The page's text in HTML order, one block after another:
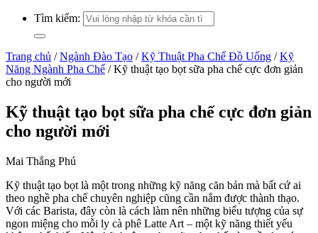
Tìm kiếm:
Trang chủ / Ngành Đào Tạo / Kỹ Thuật Pha Chế Đồ Uống / Kỹ
Năng Ngành Pha Chế / Kỹ thuật tạo bọt sữa pha chế cực đơn giản
cho người mới
Kỹ thuật tạo bọt sữa pha chế cực đơn giản
cho người mới
Mai Thắng Phú
Kỹ thuật tạo bọt là một trong những kỹ năng căn bản mà bất cứ ai
theo nghề pha chế chuyên nghiệp cũng cần nắm được thành thạo.
Với các Barista, đây còn là cách làm nên những biểu tượng của sự
ngon miệng cho mỗi ly cà phê Latte Art – một kỹ năng thiết yếu